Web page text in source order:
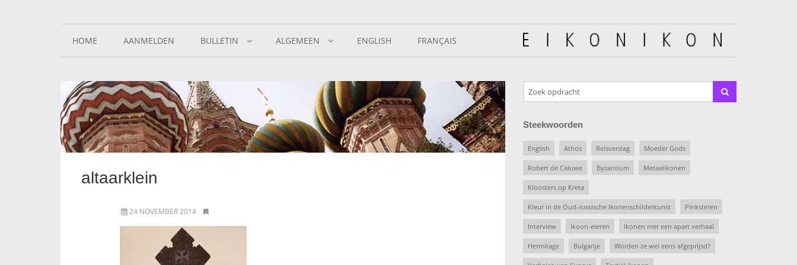
HOME AANMELDEN BULLETIN ALGEMEEN ENGLISH FRANÇAIS
altaarklein
24 NOVEMBER 2014
Steekwoorden
English Athos Reisverslag Moeder Gods
Robert de Caluwe Byzantium Metaalikonen
Kloosters op Kreta
Kleur in de Oud-russische Ikonenschilderkunst Pinksteren
Interview Ikoon-eieren Ikonen met een apart verhaal
Hermitage Bulgarije Worden ze wel eens afgeprijsd?